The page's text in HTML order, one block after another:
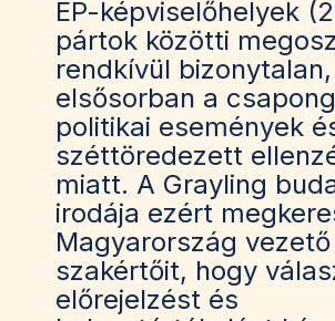
EP-képviselőhelyek
pártok közötti
rendkívül bizonytalan,
elsősorban a
politikai események
széttöredezett
miatt. A Grayling
irodája ezért
Magyarország
szakértőit, hogy
előrejelzést és